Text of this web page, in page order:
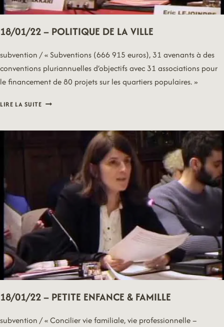
18/01/22 – POLITIQUE DE LA VILLE
subvention / « Subventions (666 915 euros), 31 avenants à des
conventions pluriannuelles d’objectifs avec 31 associations pour
le financement de 80 projets sur les quartiers populaires. »
LIRE LA SUITE18/01/22
DE
18/01/22 – PETITE ENFANCE & FAMILLE
subvention / « Concilier vie familiale, vie professionnelle –